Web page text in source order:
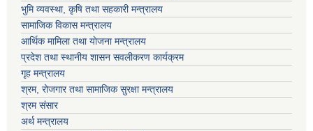
भुमि व्यवस्था, कृषि तथा सहकारी मन्त्रालय
सामाजिक विकास मन्त्रालय
आर्थिक मामिला तथा याेजना मन्त्रालय
प्रदेश तथा स्थानीय शासन सवलीकरण कार्यक्रम
गृह मन्त्रालय
श्रम, रोजगार तथा सामाजिक सुरक्षा मन्त्रालय
श्रम संसार
अर्थ मन्त्रालय